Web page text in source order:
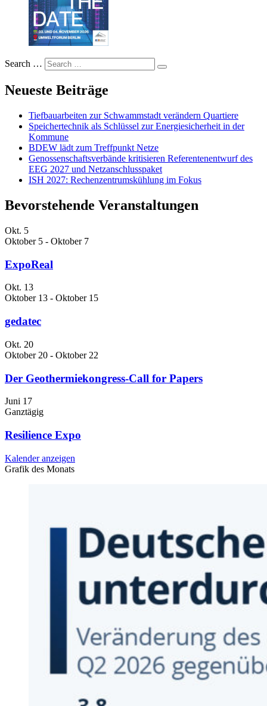
Search …
Neueste Beiträge
Tiefbauarbeiten zur Schwammstadt verändern Quartiere
Speichertechnik als Schlüssel zur Energiesicherheit in der
Kommune
BDEW lädt zum Treffpunkt Netze
Genossenschaftsverbände kritisieren Referentenentwurf des
EEG 2027 und Netzanschlusspaket
ISH 2027: Rechenzentrumskühlung im Fokus
Bevorstehende Veranstaltungen
Okt. 5
Oktober 5 - Oktober 7
ExpoReal
Okt. 13
Oktober 13 - Oktober 15
gedatec
Okt. 20
Oktober 20 - Oktober 22
Der Geothermiekongress-Call for Papers
Juni 17
Ganztägig
Resilience Expo
Kalender anzeigen
Grafik des Monats